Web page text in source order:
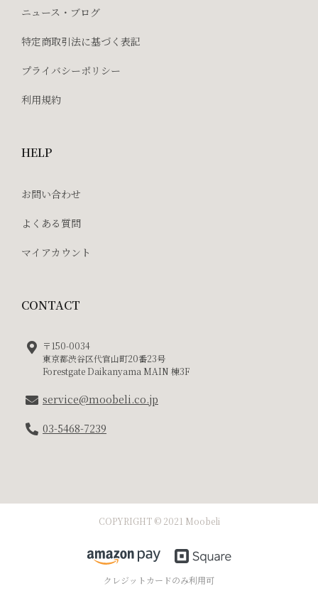
ニュース・ブログ
特定商取引法に基づく表記
プライバシーポリシー
利用規約
HELP
お問い合わせ
よくある質問
マイアカウント
CONTACT
〒150-0034
東京都渋谷区代官山町20番23号
Forestgate Daikanyama MAIN 棟3F
service@moobeli.co.jp
03-5468-7239
COPYRIGHT © 2021 Moobeli
クレジットカードのみ利用可